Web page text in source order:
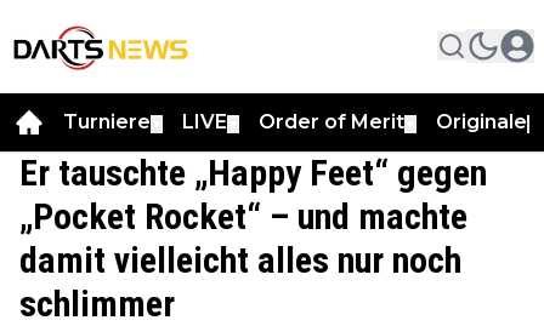
Turniere LIVE Order of Merit Originale
Er tauschte „Happy Feet“ gegen
„Pocket Rocket“ – und machte
damit vielleicht alles nur noch
schlimmer